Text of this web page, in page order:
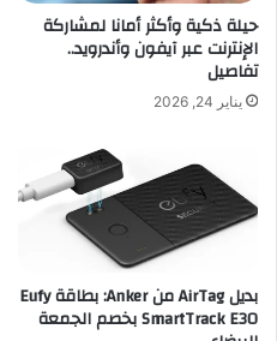
حيلة ذكية وأكثر أمانا لمشاركة
الإنترنت عبر آيفون وأندرويد..
تفاصيل
يناير 24, 2026
بديل AirTag من Anker: بطاقة Eufy
SmartTrack E30 بخصم الجمعة